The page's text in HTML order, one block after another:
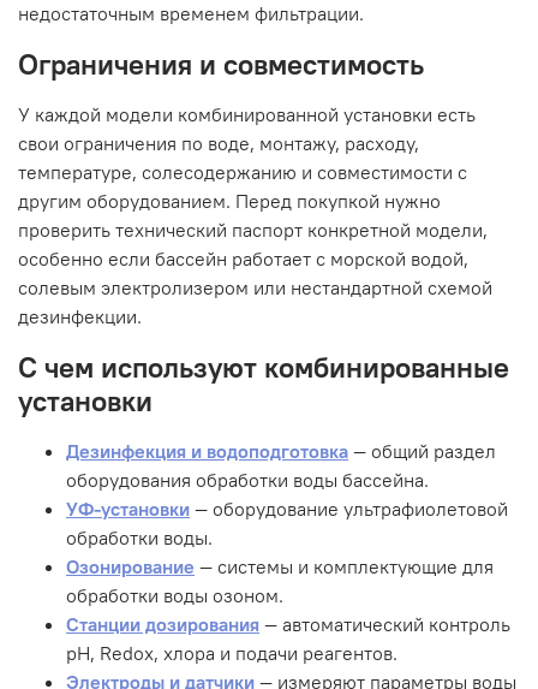
недостаточным временем фильтрации.
Ограничения и совместимость
У каждой модели комбинированной установки есть
свои ограничения по воде, монтажу, расходу,
температуре, солесодержанию и совместимости с
другим оборудованием. Перед покупкой нужно
проверить технический паспорт конкретной модели,
особенно если бассейн работает с морской водой,
солевым электролизером или нестандартной схемой
дезинфекции.
С чем используют комбинированные
установки
Дезинфекция и водоподготовка — общий раздел
оборудования обработки воды бассейна.
УФ-установки — оборудование ультрафиолетовой
обработки воды.
Озонирование — системы и комплектующие для
обработки воды озоном.
Станции дозирования — автоматический контроль
pH, Redox, хлора и подачи реагентов.
Электроды и датчики — измеряют параметры воды